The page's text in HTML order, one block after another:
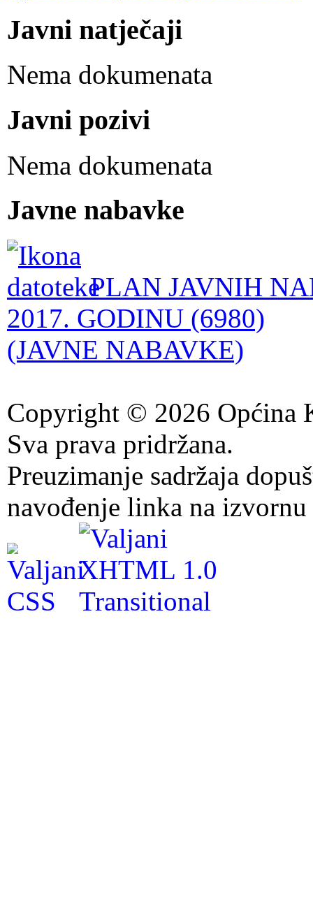
Javni natječaji
Nema dokumenata
Javni pozivi
Nema dokumenata
Javne nabavke
PLAN JAVNIH
2017. GODINU (6980)
(JAVNE NABAVKE)
Copyright © 2026 Općina
Sva prava pridržana.
Preuzimanje sadržaja
navođenje linka na izvornu